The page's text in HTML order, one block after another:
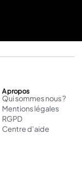
A propos
Qui sommes nous ?
Mentions légales
RGPD
Centre d'aide